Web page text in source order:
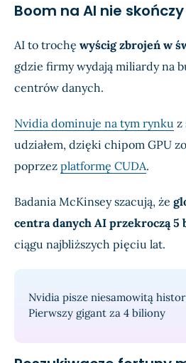
Boom na AI nie
AI to trochę wyścig zbrojeń w
gdzie firmy wydają miliardy na
centrów danych.
Nvidia dominuje na tym rynku z
udziałem, dzięki chipom GPU
poprzez platformę CUDA.
Badania McKinsey szacują, że
centra danych AI przekroczą 5
ciągu najbliższych pięciu lat.
Nvidia pisze niesamowitą
Pierwszy gigant za 4 biliony